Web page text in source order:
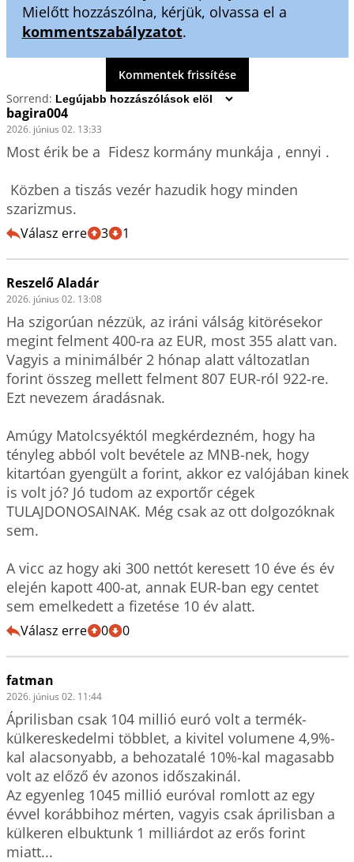
Mielőtt hozzászólna, kérjük, olvassa el a
kommentszabályzatot.
Kommentek frissítése
Sorrend:
bagira004
2026. június 02. 13:33
Most érik be a  Fidesz kormány munkája , ennyi .
szarizmus.
Válasz erre 3 1
Reszelő Aladár
2026. június 02. 13:08
Ha szigorúan nézzük, az iráni válság kitörésekor
megint felment 400-ra az EUR, most 355 alatt van.
Vagyis a minimálbér 2 hónap alatt változatlan
forint összeg mellett felment 807 EUR-ról 922-re.
Ezt nevezem áradásnak.
Amúgy Matolcsyéktól megkérdezném, hogy ha
tényleg abból volt bevétele az MNB-nek, hogy
kitartóan gyengült a forint, akkor ez valójában kinek
is volt jó? Jó tudom az exportőr cégek
TULAJDONOSAINAK. Még csak az ott dolgozóknak
sem.
A vicc az hogy aki 300 nettót keresett 10 éve és év
elején kapott 400-at, annak EUR-ban egy centet
sem emelkedett a fizetése 10 év alatt.
Válasz erre 0 0
fatman
2026. június 02. 11:44
Áprilisban csak 104 millió euró volt a termék-
külkereskedelmi többlet, a kivitel volumene 4,9%-
kal alacsonyabb, a behozatalé 10%-kal magasabb
volt az előző év azonos időszakinál.
Az egyenleg 1045 millió euróval romlott az egy
évvel korábbihoz mérten, vagyis csak áprilisban a
külkeren elbuktunk 1 milliárdot az erős forint
miatt...